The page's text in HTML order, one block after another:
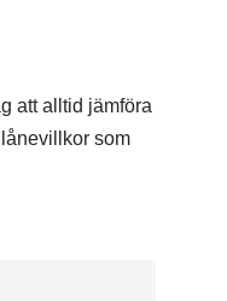
att alltid jämföra
som